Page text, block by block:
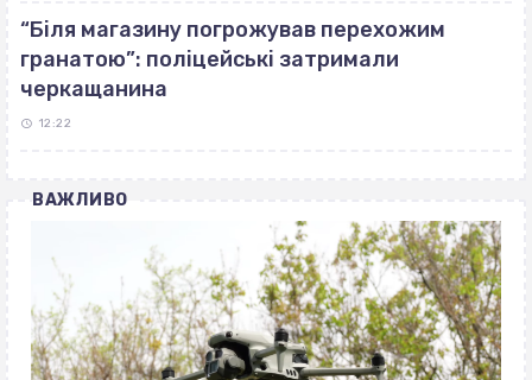
“Біля магазину погрожував перехожим
гранатою”: поліцейські затримали
черкащанина
12:22
ВАЖЛИВО